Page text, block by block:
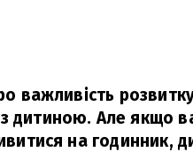
важливість
дитиною. Але якщо
на годинник,